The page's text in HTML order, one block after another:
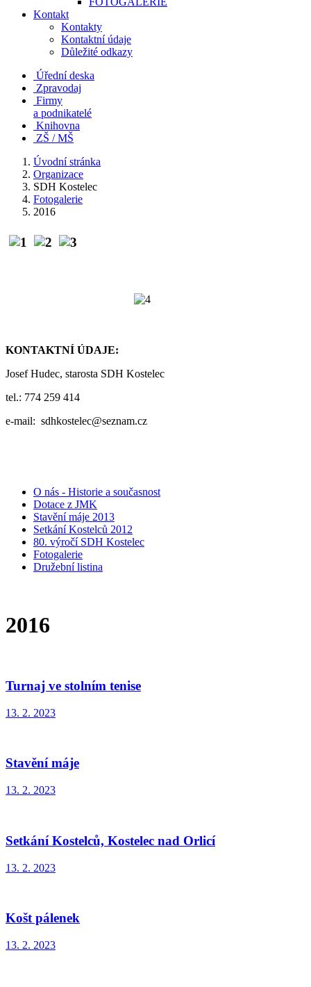
Kontakt
Kontakty
Kontaktní údaje
Důležité odkazy
Úřední deska
Zpravodaj
Firmy
a podnikatelé
Knihovna
ZŠ / MŠ
Úvodní stránka
Organizace
SDH Kostelec
Fotogalerie
2016
KONTAKTNÍ ÚDAJE:
Josef Hudec, starosta SDH Kostelec
tel.: 774 259 414
e-mail: sdhkostelec@seznam.cz
O nás - Historie a současnost
Dotace z JMK
Stavění máje 2013
Setkání Kostelců 2012
80. výročí SDH Kostelec
Fotogalerie
Družební listina
2016
Turnaj ve stolním tenise
13. 2. 2023
Stavění máje
13. 2. 2023
Setkání Kostelců, Kostelec nad Orlicí
13. 2. 2023
Košt pálenek
13. 2. 2023